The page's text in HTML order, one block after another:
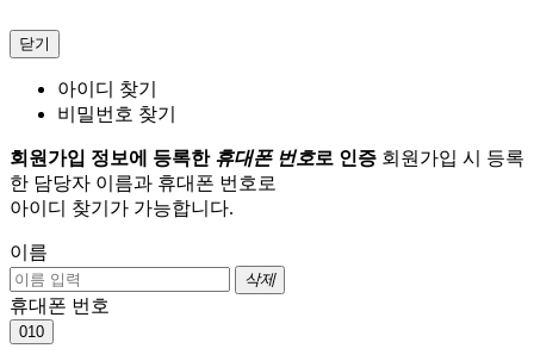
닫기
아이디 찾기
비밀번호 찾기
회원가입 정보에 등록한 휴대폰 번호로 인증 회원가입 시 등록
한 담당자 이름과 휴대폰 번호로
아이디 찾기가 가능합니다.
이름
삭제
휴대폰 번호
010